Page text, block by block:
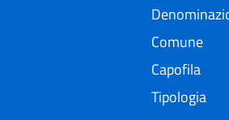
Comune
Capofila
Tipologia